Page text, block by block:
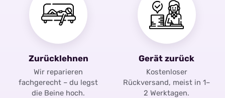
Zurücklehnen
Wir reparieren
fachgerecht – du legst
die Beine hoch.
Gerät zurück
Kostenloser
Rückversand, meist in 1–
2 Werktagen.